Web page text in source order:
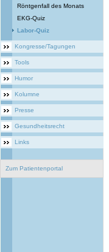
Röntgenfall des Monats
EKG-Quiz
Labor-Quiz
Kongresse/Tagungen
Tools
Humor
Kolumne
Presse
Gesundheitsrecht
Links
Zum Patientenportal